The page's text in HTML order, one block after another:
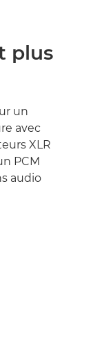
plus
un
avec
XLR
PCM
audio